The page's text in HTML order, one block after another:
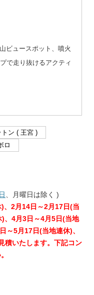
ビュースポット、噴火
で走り抜けるアクティ
トン ( 王宮 )
ロ
、月曜日は除く )
2月14日～2月17日(当
、4月3日～4月5日(当地
～5月17日(当地連休)、
積いたします。下記コン